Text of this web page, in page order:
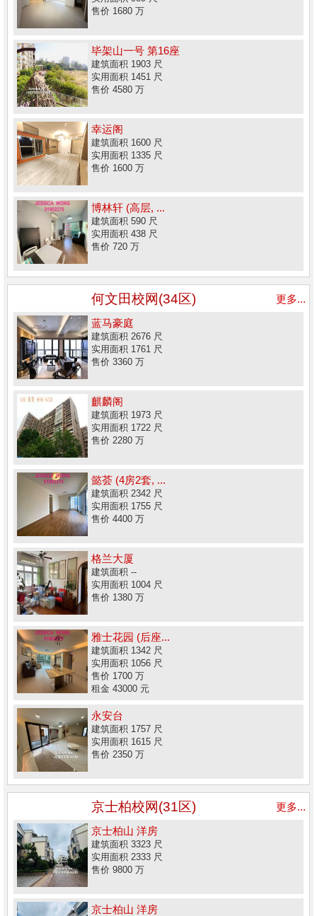
售价 1680 万
毕架山一号 第16座
建筑面积 1903 尺
实用面积 1451 尺
售价 4580 万
幸运阁
建筑面积 1600 尺
实用面积 1335 尺
售价 1600 万
博林轩 (高层, ...
建筑面积 590 尺
实用面积 438 尺
售价 720 万
何文田校网(34区)
更多...
蓝马豪庭
建筑面积 2676 尺
实用面积 1761 尺
售价 3360 万
麒麟阁
建筑面积 1973 尺
实用面积 1722 尺
售价 2280 万
懿荟 (4房2套, ...
建筑面积 2342 尺
实用面积 1755 尺
售价 4400 万
格兰大厦
建筑面积 --
实用面积 1004 尺
售价 1380 万
雅士花园 (后座...
建筑面积 1342 尺
实用面积 1056 尺
售价 1700 万
租金 43000 元
永安台
建筑面积 1757 尺
实用面积 1615 尺
售价 2350 万
京士柏校网(31区)
更多...
京士柏山 洋房
建筑面积 3323 尺
实用面积 2333 尺
售价 9800 万
京士柏山 洋房